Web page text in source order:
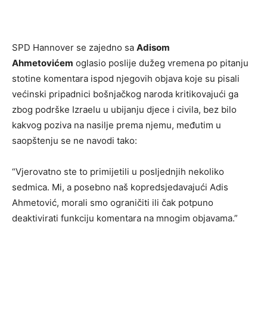
SPD Hannover se zajedno sa Adisom
Ahmetovićem oglasio poslije dužeg vremena po pitanju
stotine komentara ispod njegovih objava koje su pisali
većinski pripadnici bošnjačkog naroda kritikovajući ga
zbog podrške Izraelu u ubijanju djece i civila, bez bilo
kakvog poziva na nasilje prema njemu, međutim u
saopštenju se ne navodi tako:
“Vjerovatno ste to primijetili u posljednjih nekoliko
sedmica. Mi, a posebno naš kopredsjedavajući Adis
Ahmetović, morali smo ograničiti ili čak potpuno
deaktivirati funkciju komentara na mnogim objavama.”